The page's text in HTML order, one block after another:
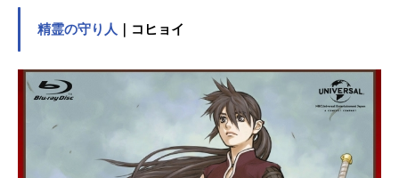
父で、武術の師でもあるマオ・フン
マットという格闘技のリングで戦う
羽目になってしまう。始めは嫌々参
戦していたランだが好敵手達との試
合を重ねていくうちに「闘い」の魅
力に目覚めていく・・・！女の子達
の「闘い」に対するひたむきな想い
精霊の守り人 ｜コヒョイ